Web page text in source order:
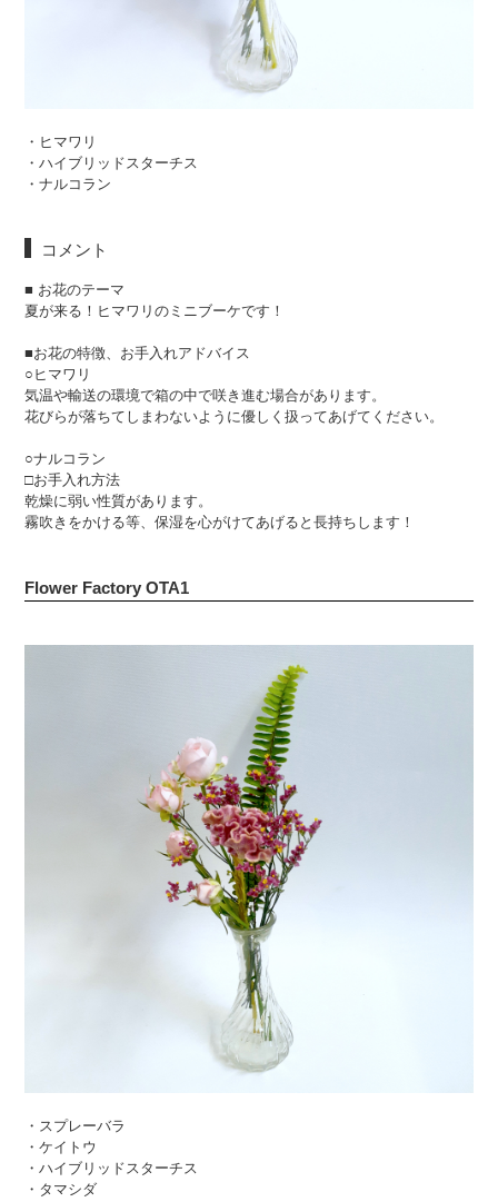
・ヒマワリ
・ハイブリッドスターチス
・ナルコラン
コメント
■ お花のテーマ
夏が来る！ヒマワリのミニブーケです！
■お花の特徴、お手入れアドバイス
○ヒマワリ
気温や輸送の環境で箱の中で咲き進む場合があります。
花びらが落ちてしまわないように優しく扱ってあげてください。
○ナルコラン
□お手入れ方法
乾燥に弱い性質があります。
霧吹きをかける等、保湿を心がけてあげると長持ちします！
Flower Factory OTA1
・スプレーバラ
・ケイトウ
・ハイブリッドスターチス
・タマシダ